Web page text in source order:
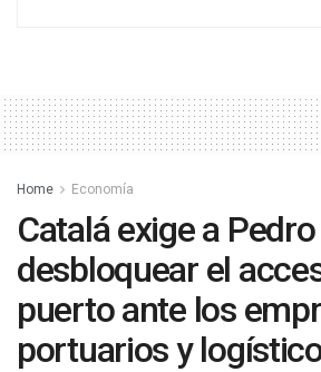
Home Economía
Catalá exige a
desbloquear el
puerto ante los
portuarios y